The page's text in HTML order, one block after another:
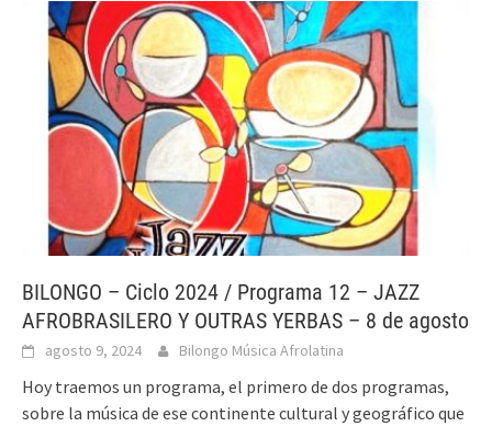
BILONGO – Ciclo 2024 / Programa 12 – JAZZ
AFROBRASILERO Y OUTRAS YERBAS – 8 de agosto
agosto 9, 2024 Bilongo Música Afrolatina
Hoy traemos un programa, el primero de dos programas,
sobre la música de ese continente cultural y geográfico que